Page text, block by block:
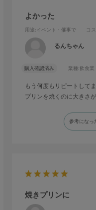
よかった
用途:イベント・催事で コ
るんちゃん
購入確認済み 業種:飲食業
もう何度もリピートしてま
プリンを焼くのに大きさ
参考になっ
焼きプリンに